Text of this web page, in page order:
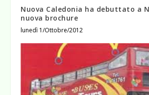
Nuova Caledonia ha debuttato a
nuova brochure
lunedì 1/Ottobre/2012